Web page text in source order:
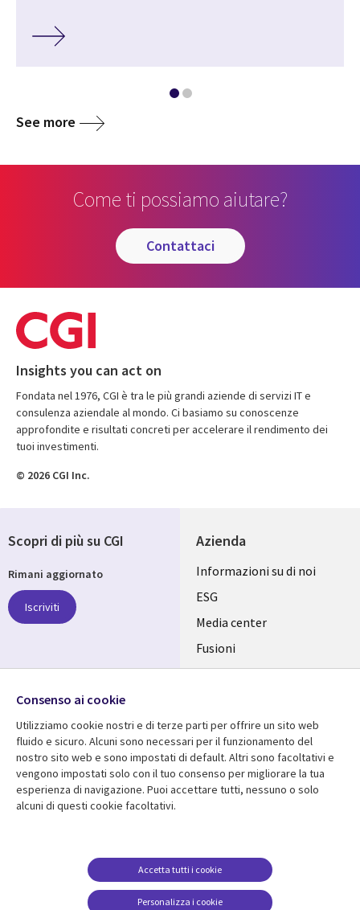
See more
Come ti possiamo aiutare?
contattaci
Insights you can act on
Fondata nel 1976, CGI è tra le più grandi aziende di servizi IT e
consulenza aziendale al mondo. Ci basiamo su conoscenze
approfondite e risultati concreti per accelerare il rendimento dei
tuoi investimenti.
© 2026 CGI Inc.
Azienda
Useful
links
ITALY
IT
Informazioni su di noi
ESG
Media center
Fusioni
Investitori
Centro risorse
Library
Articles
Aiuto
ITAvviso legale
Web privacy
Scopri di più su CGI
Rimani aggiornato
Iscriviti
Consenso ai cookie
Utilizziamo cookie nostri e di terze parti per offrire un sito web
fluido e sicuro. Alcuni sono necessari per il funzionamento del
nostro sito web e sono impostati di default. Altri sono facoltativi e
vengono impostati solo con il tuo consenso per migliorare la tua
esperienza di navigazione. Puoi accettare tutti, nessuno o solo
alcuni di questi cookie facoltativi.
Personalizza i cookie
Accetta tutti i cookie